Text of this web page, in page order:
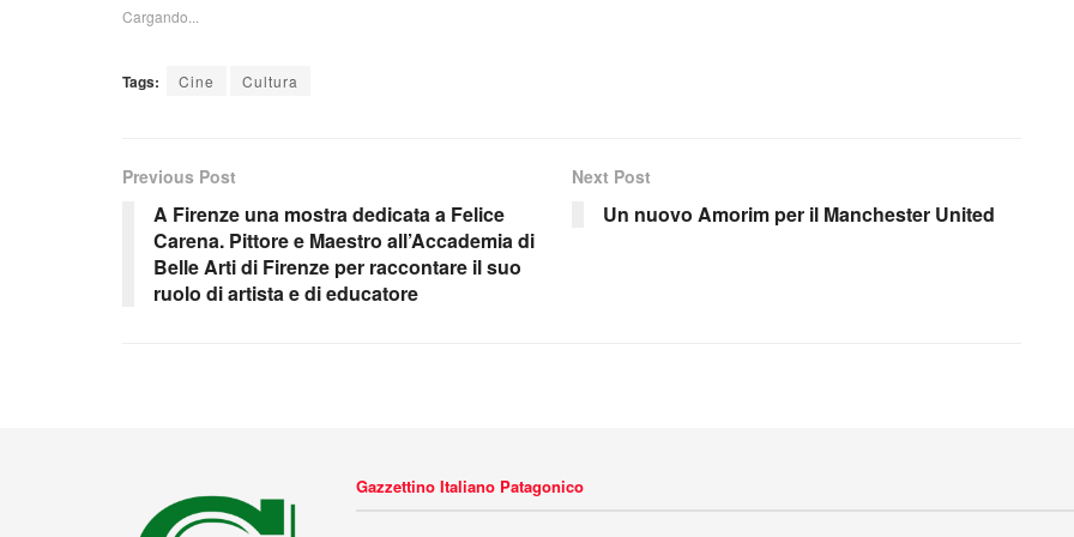
Cargando...
Tags: Cine Cultura
Previous Post
A Firenze una mostra dedicata a Felice
Carena. Pittore e Maestro all’Accademia di
Belle Arti di Firenze per raccontare il suo
ruolo di artista e di educatore
Next Post
Un nuovo Amorim per il Manchester United
Gazzettino Italiano Patagonico